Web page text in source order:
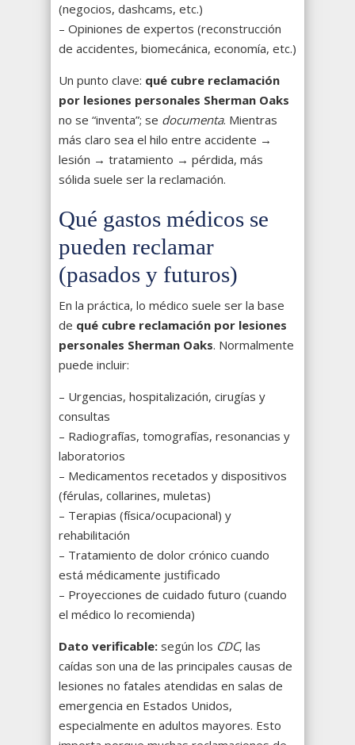
(negocios, dashcams, etc.)
– Opiniones de expertos (reconstrucción
de accidentes, biomecánica, economía, etc.)
Un punto clave: qué cubre reclamación
por lesiones personales Sherman Oaks
no se “inventa”; se documenta. Mientras
más claro sea el hilo entre accidente →
lesión → tratamiento → pérdida, más
sólida suele ser la reclamación.
Qué gastos médicos se
pueden reclamar
(pasados y futuros)
En la práctica, lo médico suele ser la base
de qué cubre reclamación por lesiones
personales Sherman Oaks. Normalmente
puede incluir:
– Urgencias, hospitalización, cirugías y
consultas
– Radiografías, tomografías, resonancias y
laboratorios
– Medicamentos recetados y dispositivos
(férulas, collarines, muletas)
– Terapias (física/ocupacional) y
rehabilitación
– Tratamiento de dolor crónico cuando
está médicamente justificado
– Proyecciones de cuidado futuro (cuando
el médico lo recomienda)
Dato verificable: según los CDC, las
caídas son una de las principales causas de
lesiones no fatales atendidas en salas de
emergencia en Estados Unidos,
especialmente en adultos mayores. Esto